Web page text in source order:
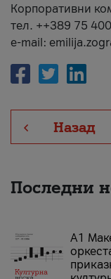
Корпоративни
тел. ++389 75
e-mail:
Назад
Последни
А1